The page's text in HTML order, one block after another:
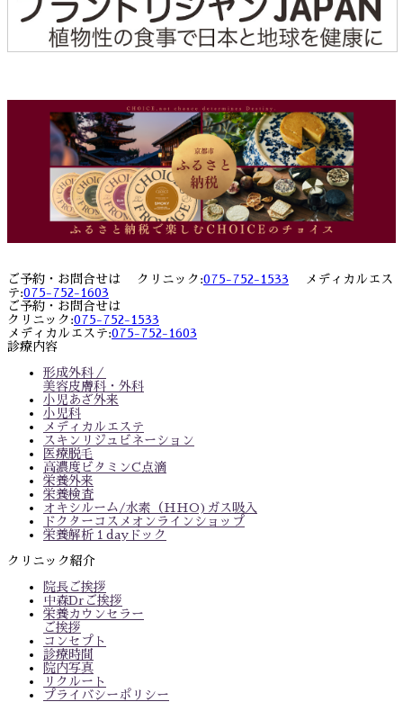
ご予約・お問合せは クリニック:075-752-1533 メディカルエス
テ:075-752-1603
ご予約・お問合せは
クリニック:075-752-1533
メディカルエステ:075-752-1603
診療内容
形成外科／
美容皮膚科・外科
小児あざ外来
小児科
メディカルエステ
スキンリジュビネーション
医療脱毛
高濃度ビタミンC点滴
栄養外来
栄養検査
オキシルーム/水素（HHO)ガス吸入
ドクターコスメオンラインショップ
栄養解析１dayドック
クリニック紹介
院長ご挨拶
中森Drご挨拶
栄養カウンセラー
ご挨拶
コンセプト
診療時間
院内写真
リクルート
プライバシーポリシー